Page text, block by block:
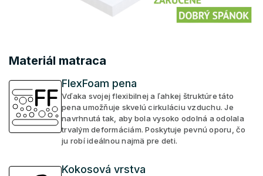
Materiál matraca
FlexFoam pena
Vďaka svojej flexibilnej a ľahkej štruktúre táto
pena umožňuje skvelú cirkuláciu vzduchu. Je
navrhnutá tak, aby bola vysoko odolná a odolala
trvalým deformáciám. Poskytuje pevnú oporu, čo
ju robí ideálnou najmä pre deti.
Kokosová vrstva